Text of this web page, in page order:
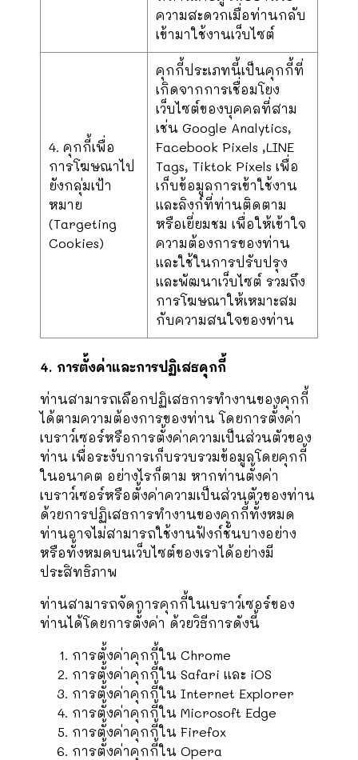
ความสะดวกเมื่อท่านกลับ
เข้ามาใช้งานเว็บไซต์
4. คุกกี้เพื่อ
การโฆษณาไป
ยังกลุ่มเป้า
หมาย
(Targeting
Cookies)
คุกกี้ประเภทนี้เป็นคุกกี้ที่
เกิดจากการเชื่อมโยง
เว็บไซต์ของบุคคลที่สาม
เช่น Google Analytics,
Facebook Pixels ,LINE
Tags, Tiktok Pixels เพื่อ
เก็บข้อมูลการเข้าใช้งาน
และลิงก์ที่ท่านติดตาม
หรือเยี่ยมชม เพื่อให้เข้าใจ
ความต้องการของท่าน
และใช้ในการปรับปรุง
และพัฒนาเว็บไซต์ รวมถึง
การโฆษณาให้เหมาะสม
กับความสนใจของท่าน
4. การตั้งค่าและการปฏิเสธคุกกี้
ท่านสามารถเลือกปฏิเสธการทำงานของคุกกี้
ได้ตามความต้องการของท่าน โดยการตั้งค่า
เบราว์เซอร์หรือการตั้งค่าความเป็นส่วนตัวของ
ท่าน เพื่อระงับการเก็บรวบรวมข้อมูลโดยคุกกี้
ในอนาคต อย่างไรก็ตาม หากท่านตั้งค่า
เบราว์เซอร์หรือตั้งค่าความเป็นส่วนตัวของท่าน
ด้วยการปฏิเสธการทำงานของคุกกี้ทั้งหมด
ท่านอาจไม่สามารถใช้งานฟังก์ชั่นบางอย่าง
หรือทั้งหมดบนเว็บไซต์ของเราได้อย่างมี
ประสิทธิภาพ
ท่านสามารถจัดการคุกกี้ในเบราว์เซอร์ของ
ท่านได้โดยการตั้งค่า ด้วยวิธีการดังนี้
การตั้งค่าคุกกี้ใน Chrome
การตั้งค่าคุกกี้ใน Safari และ iOS
การตั้งค่าคุกกี้ใน Internet Explorer
การตั้งค่าคุกกี้ใน Microsoft Edge
การตั้งค่าคุกกี้ใน Firefox
การตั้งค่าคุกกี้ใน Opera